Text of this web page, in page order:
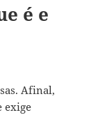
é e
Afinal,
exige